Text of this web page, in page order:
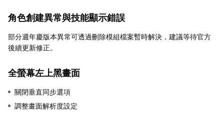
角色創建異常與技能顯示錯誤
部分週年慶版本異常可透過刪除模組檔案暫時解決，建議等待官方
後續更新修正。
全螢幕左上黑畫面
關閉垂直同步選項
調整畫面解析度設定